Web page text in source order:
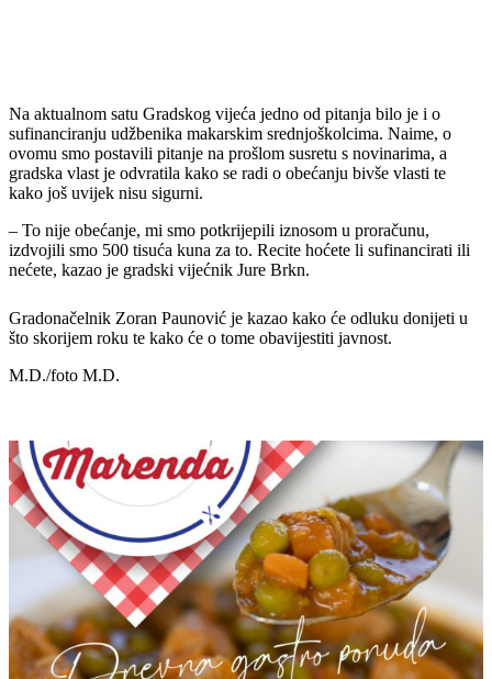
Na aktualnom satu Gradskog vijeća jedno od pitanja bilo je i o
sufinanciranju udžbenika makarskim srednjoškolcima. Naime, o
ovomu smo postavili pitanje na prošlom susretu s novinarima, a
gradska vlast je odvratila kako se radi o obećanju bivše vlasti te
kako još uvijek nisu sigurni.
– To nije obećanje, mi smo potkrijepili iznosom u proračunu,
izdvojili smo 500 tisuća kuna za to. Recite hoćete li sufinancirati ili
nećete, kazao je gradski vijećnik Jure Brkn.
Gradonačelnik Zoran Paunović je kazao kako će odluku donijeti u
što skorijem roku te kako će o tome obavijestiti javnost.
M.D./foto M.D.